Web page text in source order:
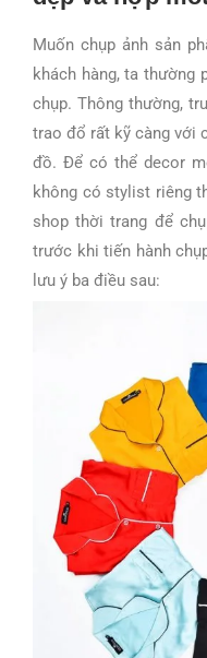
Muốn chụp ảnh sản
khách hàng, ta thường
chụp. Thông thường,
trao đổ rất kỹ càng với
đồ. Để có thể decor
không có stylist riêng
shop thời trang để
trước khi tiến hành
lưu ý ba điều sau: